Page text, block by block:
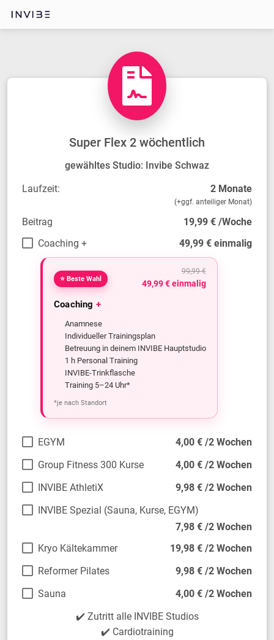
Super Flex 2 wöchentlich
gewähltes Studio: Invibe Schwaz
Laufzeit:
2 Monate
(+ggf. anteiliger Monat)
Beitrag
19,99 € /Woche
Coaching +
49,99 € einmalig
⭐ Beste Wahl
99,99 €
49,99 € einmalig
Coaching +
Anamnese
Individueller Trainingsplan
Betreuung in deinem INVIBE Hauptstudio
1 h Personal Training
INVIBE-Trinkflasche
Training 5–24 Uhr*
*je nach Standort
EGYM
4,00 € /2 Wochen
Group Fitness 300 Kurse
4,00 € /2 Wochen
INVIBE AthletiX
9,98 € /2 Wochen
INVIBE Spezial (Sauna, Kurse, EGYM)
7,98 € /2 Wochen
Kryo Kältekammer
19,98 € /2 Wochen
Reformer Pilates
9,98 € /2 Wochen
Sauna
4,00 € /2 Wochen
✔️ Zutritt alle INVIBE Studios
✔️ Cardiotraining